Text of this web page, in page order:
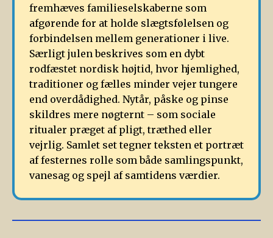
fremhæves familieselskaberne som
afgørende for at holde slægtsfølelsen og
forbindelsen mellem generationer i live.
Særligt julen beskrives som en dybt
rodfæstet nordisk højtid, hvor hjemlighed,
traditioner og fælles minder vejer tungere
end overdådighed. Nytår, påske og pinse
skildres mere nøgternt – som sociale
ritualer præget af pligt, træthed eller
vejrlig. Samlet set tegner teksten et portræt
af festernes rolle som både samlingspunkt,
vanesag og spejl af samtidens værdier.